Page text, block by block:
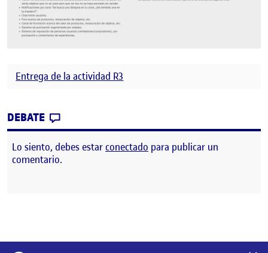
Entrega de la actividad R3
DEBATE
Lo siento, debes estarconectado para publicar un
comentario.